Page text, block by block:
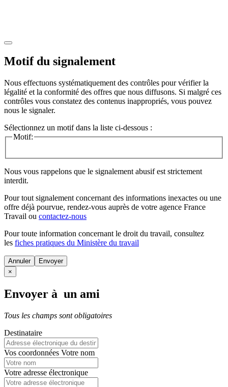
Motif du signalement
Nous effectuons systématiquement des contrôles pour vérifier la
légalité et la conformité des offres que nous diffusons. Si malgré ces
contrôles vous constatez des contenus inappropriés, vous pouvez
nous le signaler.
Sélectionnez un motif dans la liste ci-dessous :
Motif:
Nous vous rappelons que le signalement abusif est strictement
interdit.
Pour tout signalement concernant des informations inexactes ou une
offre déjà pourvue, rendez-vous auprès de votre agence France
Travail ou contactez-nous
Pour toute information concernant le droit du travail, consultez
les fiches pratiques du Ministère du travail
Annuler
×
Envoyer à un ami
Tous les champs sont obligatoires
Destinataire
Vos coordonnées Votre nom
Votre adresse électronique